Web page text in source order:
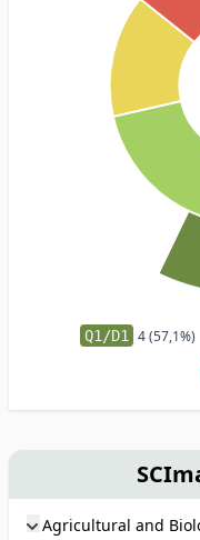
Q1/D1 4 (57,1%)
Agricultural and